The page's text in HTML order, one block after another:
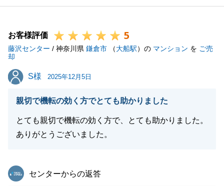
今後も不動産のことでご不明な点やご質問がございま
引き続き、何卒よろしくお願い申し上げます。
お客様評価 5
藤沢センター / 神奈川県 鎌倉市 （大船駅）の マンション を ご売
却
S様
S様 2025年12月5日
親切で機転の効く方でとても助かりました
とても親切で機転の効く方で、とても助かりました。
ありがとうございました。
東急リバブル
センターからの返答